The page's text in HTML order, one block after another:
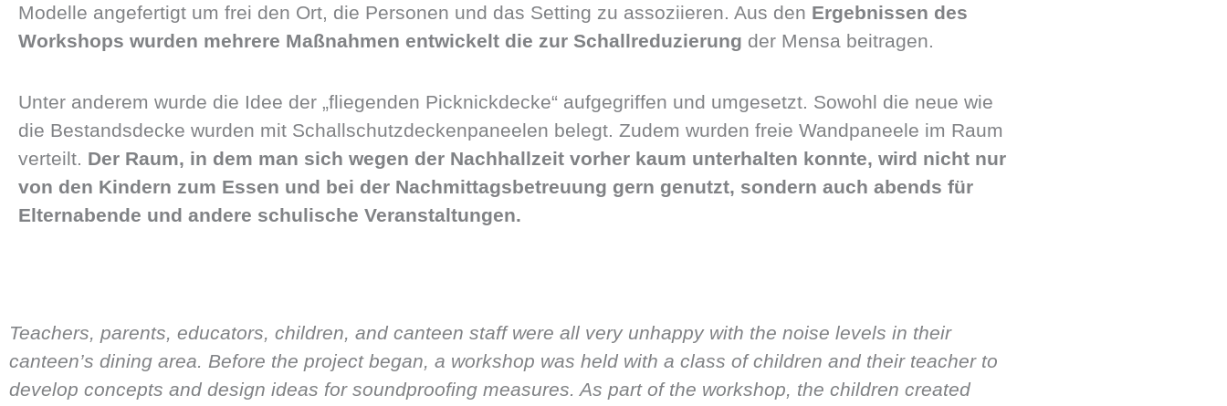
Modelle angefertigt um frei den Ort, die Personen und das Setting zu assoziieren. Aus den Ergebnissen des
Workshops wurden mehrere Maßnahmen entwickelt die zur Schallreduzierung der Mensa beitragen.
Unter anderem wurde die Idee der „fliegenden Picknickdecke“ aufgegriffen und umgesetzt. Sowohl die neue wie
die Bestandsdecke wurden mit Schallschutzdeckenpaneelen belegt. Zudem wurden freie Wandpaneele im Raum
verteilt. Der Raum, in dem man sich wegen der Nachhallzeit vorher kaum unterhalten konnte, wird nicht nur
von den Kindern zum Essen und bei der Nachmittagsbetreuung gern genutzt, sondern auch abends für
Elternabende und andere schulische Veranstaltungen.
Teachers, parents, educators, children, and canteen staff were all very unhappy with the noise levels in their
canteen’s dining area. Before the project began, a workshop was held with a class of children and their teacher to
develop concepts and design ideas for soundproofing measures. As part of the workshop, the children created